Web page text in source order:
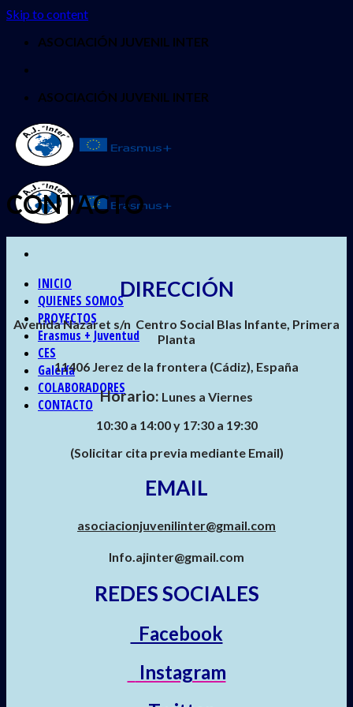
Skip to content
ASOCIACIÓN JUVENIL INTER
ASOCIACIÓN JUVENIL INTER
INICIO
QUIENES SOMOS
PROYECTOS
Erasmus + Juventud
CES
Galería
COLABORADORES
CONTACTO
CONTACTO
DIRECCIÓN
Avenida Nazaret s/n Centro Social Blas Infante, Primera
Planta
11406 Jerez de la frontera (Cádiz), España
Horario: Lunes a Viernes
10:30 a 14:00 y 17:30 a 19:30
(Solicitar cita previa mediante Email)
EMAIL
asociacionjuvenilinter@gmail.com
Info.ajinter@gmail.com
REDES SOCIALES
Facebook
Instagram